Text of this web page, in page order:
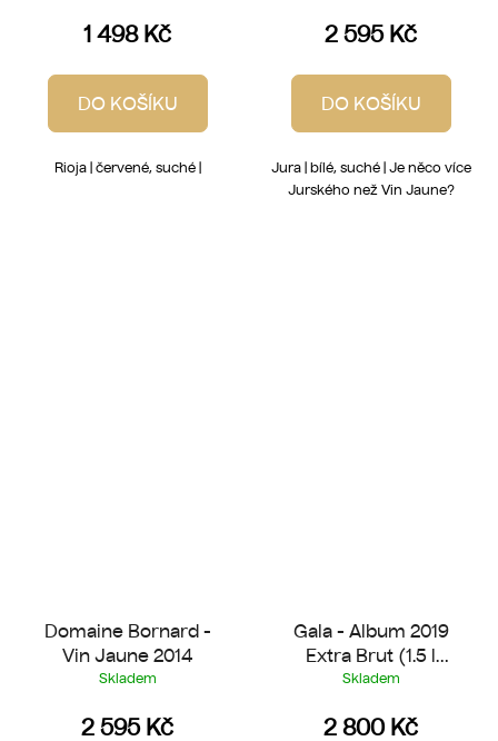
1 498 Kč
DO KOŠÍKU
Rioja | červené, suché |
2 595 Kč
DO KOŠÍKU
Jura | bílé, suché | Je něco více
Jurského než Vin Jaune?
Domaine Bornard -
Vin Jaune 2014
Skladem
2 595 Kč
Gala - Album 2019
Extra Brut (1.5 l
Magnum)
Skladem
2 800 Kč